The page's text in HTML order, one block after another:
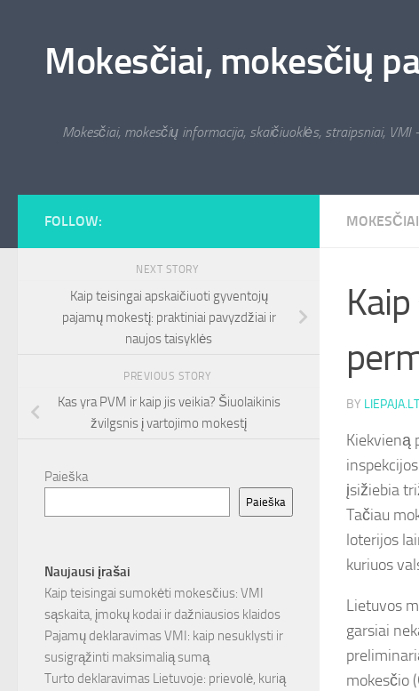
Mokesčiai, mokesčių
Mokesčiai, mokesčių informacija, skaičiuoklės, straipsniai, VMI
MOKESČIAI
BY LIEPAJA.LT
Kiekvieną
įsižiebia
Tačiau
loterijos
kuriuos
Lietuvos
garsiai
mokesčio
FOLLOW:
NEXT STORY
Kaip teisingai apskaičiuoti gyventojų
pajamų mokestį: praktiniai pavyzdžiai ir
naujos taisyklės
PREVIOUS STORY
Kas yra PVM ir kaip jis veikia? Šiuolaikinis
žvilgsnis į vartojimo mokestį
Paieška
Paieška
Naujausi įrašai
Kaip teisingai sumokėti mokesčius: VMI
sąskaita, įmokų kodai ir dažniausios klaidos
Pajamų deklaravimas VMI: kaip nesuklysti ir
susigrąžinti maksimalią sumą
Turto deklaravimas Lietuvoje: prievolė, kurią